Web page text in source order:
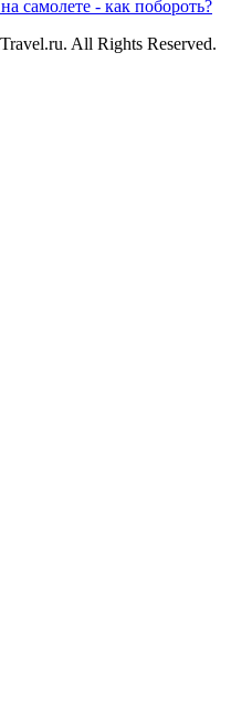
самолете - как побороть?
All Rights Reserved.